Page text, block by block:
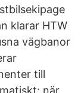
klarar HTW
vägbanor
till
när